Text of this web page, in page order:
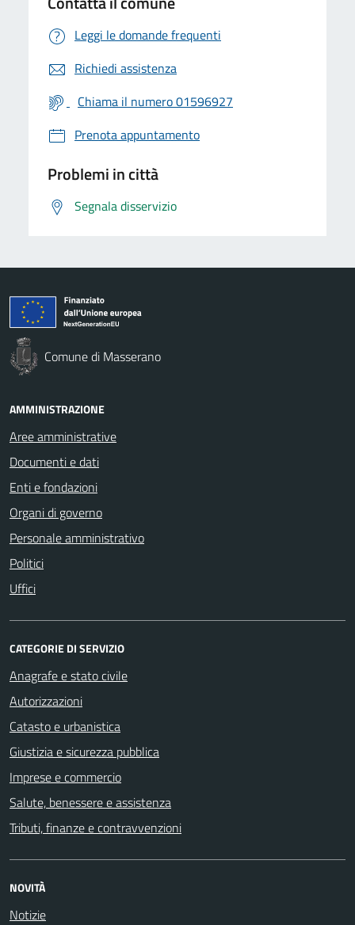
Leggi le domande frequenti
Richiedi assistenza
Chiama il numero 01596927
Prenota appuntamento
Problemi in città
Segnala disservizio
Comune di Masserano
AMMINISTRAZIONE
Aree amministrative
Documenti e dati
Enti e fondazioni
Organi di governo
Personale amministrativo
Politici
Uffici
CATEGORIE DI SERVIZIO
Anagrafe e stato civile
Autorizzazioni
Catasto e urbanistica
Giustizia e sicurezza pubblica
Imprese e commercio
Salute, benessere e assistenza
Tributi, finanze e contravvenzioni
NOVITÀ
Notizie